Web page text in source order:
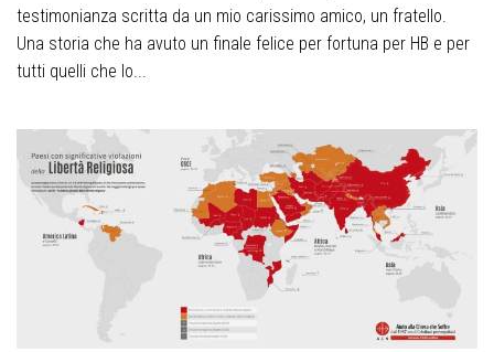
testimonianza scritta da un mio carissimo amico, un fratello.
Una storia che ha avuto un finale felice per fortuna per HB e per
tutti quelli che lo...